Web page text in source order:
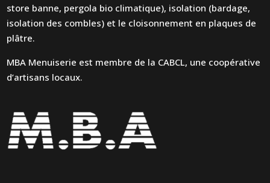
store banne, pergola bio climatique), isolation (bardage,
isolation des combles) et le cloisonnement en plaques de
plâtre.
MBA Menuiserie est membre de la CABCL, une coopérative
d’artisans locaux.